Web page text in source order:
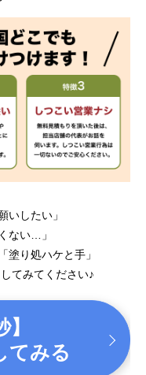
いしたい」
ない…」
塗り処ハケと手」
てみてください♪
てみる